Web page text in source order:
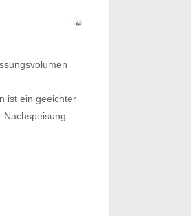
ist ein geeichter
Nachspeisung